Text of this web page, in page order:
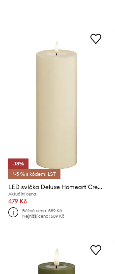
-18%
*-5 % s kódem: LST
LED svíčka Deluxe Homeart Cream Bloklys 7,5 x 20 cm
Aktuální cena:
479 Kč
Běžná cena:589 Kč
Nejnižší cena:589 Kč